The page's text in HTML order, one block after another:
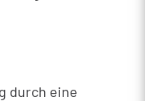
durch eine